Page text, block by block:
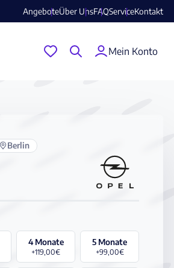
AngeboteÜber UnsFAQServiceKontakt
Mein Konto
Berlin
4 Monate
+119,00€
5 Monate
+99,00€